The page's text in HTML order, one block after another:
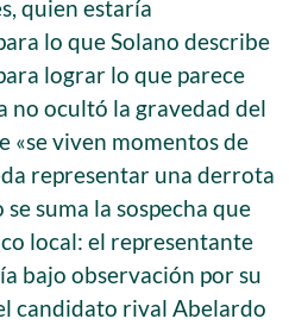
quien estaría
lo que Solano describe
lograr lo que parece
no ocultó la gravedad del
«se viven momentos de
representar una derrota
suma la sospecha que
local: el representante
bajo observación por su
candidato rival Abelardo